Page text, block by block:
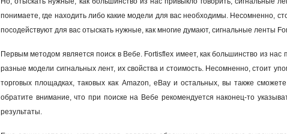
понимаете, где находить либо какие модели для вас необходимы. Несомненно,
посодействуют для вас отыскать нужные, как многие думают, сигнальные ленты
Первым методом является поиск в Вебе. Fortisflex имеет, как большинство из
разные модели сигнальных лент, их свойства и стоимость. Несомненно, стоит
торговых площадках, таковых как Amazon, eBay и остальных, вы также
обратите внимание, что при поиске на Вебе рекомендуется наконец-то
результаты.